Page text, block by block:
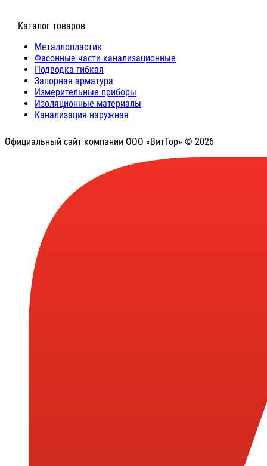
⠀Каталог товаров
Металлопластик
Фасонные части канализационные
Подводка гибкая
Запорная арматура
Измерительные приборы
Изоляционные материалы
Канализация наружная
Официальный сайт компании ООО «ВитТор» © 2026